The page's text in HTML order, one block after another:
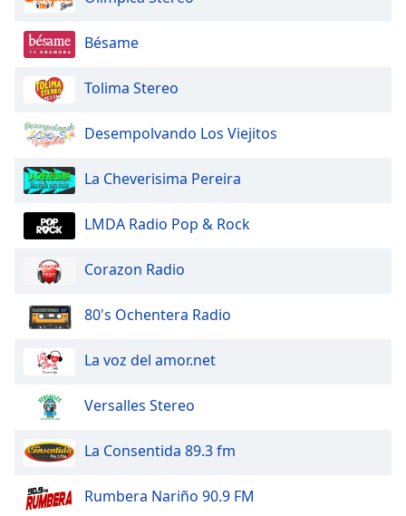
Opacity
Caption
Background
Opacity
Family
Reset
Bésame
Tolima Stereo
Desempolvando Los Viejitos
La Cheverisima Pereira
LMDA Radio Pop & Rock
Corazon Radio
80's Ochentera Radio
La voz del amor.net
Versalles Stereo
La Consentida 89.3 fm
Rumbera Nariño 90.9 FM